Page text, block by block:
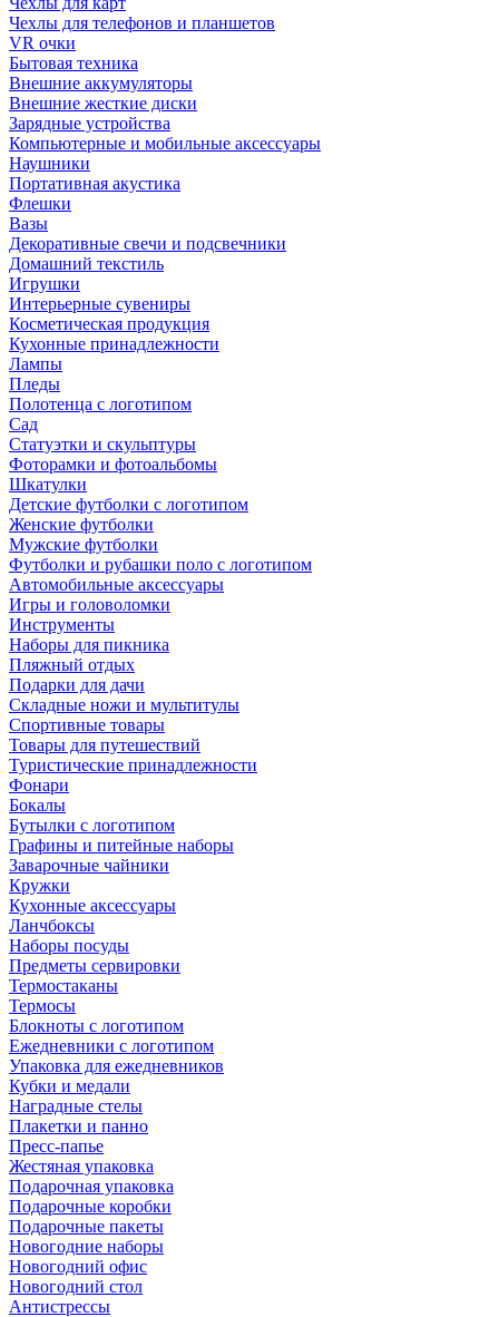
Чехлы для телефонов и планшетов
VR очки
Бытовая техника
Внешние аккумуляторы
Внешние жесткие диски
Зарядные устройства
Компьютерные и мобильные аксессуары
Наушники
Портативная акустика
Флешки
Вазы
Декоративные свечи и подсвечники
Домашний текстиль
Игрушки
Интерьерные сувениры
Косметическая продукция
Кухонные принадлежности
Лампы
Пледы
Полотенца с логотипом
Сад
Статуэтки и скульптуры
Фоторамки и фотоальбомы
Шкатулки
Детские футболки с логотипом
Женские футболки
Мужские футболки
Футболки и рубашки поло с логотипом
Автомобильные аксессуары
Игры и головоломки
Инструменты
Наборы для пикника
Пляжный отдых
Подарки для дачи
Складные ножи и мультитулы
Спортивные товары
Товары для путешествий
Туристические принадлежности
Фонари
Бокалы
Бутылки с логотипом
Графины и питейные наборы
Заварочные чайники
Кружки
Кухонные аксессуары
Ланчбоксы
Наборы посуды
Предметы сервировки
Термостаканы
Термосы
Блокноты с логотипом
Ежедневники с логотипом
Упаковка для ежедневников
Кубки и медали
Наградные стелы
Плакетки и панно
Пресс-папье
Жестяная упаковка
Подарочная упаковка
Подарочные коробки
Подарочные пакеты
Новогодние наборы
Новогодний офис
Новогодний стол
Антистрессы